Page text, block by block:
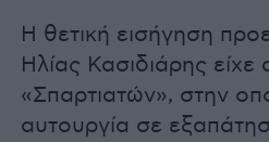
Η θετική εισήγηση
Ηλίας Κασιδιάρης
«Σπαρτιατών», στην
αυτουργία σε